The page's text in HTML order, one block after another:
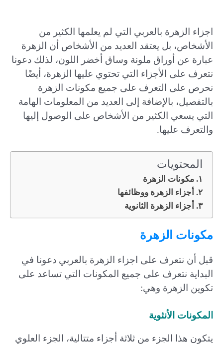
اجزاء الزهرة بالعربي التي لم يعلمها الكثير من
الأشخاص، بل يعتقد العديد من الأشخاص أن الزهرة
عبارة عن أوراق ملونة وساق أخضر اللون، لذلك دعونا
نتعرف على الأجزاء التي تحتوي عليها الزهرة، أيضًا
نحرص على التعرف على جميع مكونات الزهرة
بالتفصيل، بالإضافة إلى العديد من المعلومات الهامة
التي يسعي الكثير من الأشخاص على الوصول إليها
والتعرف عليها.
المحتويات
مكونات الزهرة
أجزاء الزهرة ووظائفها
أجزاء الزهرة الثانوية
مكونات الزهرة
قبل أن نتعرف على اجزاء الزهرة بالعربي دعونا في
البداية نتعرف على جميع المكونات التي تساعد على
تكوين الزهرة وهي:
المكونات الأنثوية
يتكون هذا الجزء من ثلاثة أجزاء متتالية، الجزء العلوي